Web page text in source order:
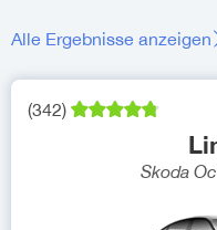
Alle Ergebnisse anzeigen
(342)
Skoda